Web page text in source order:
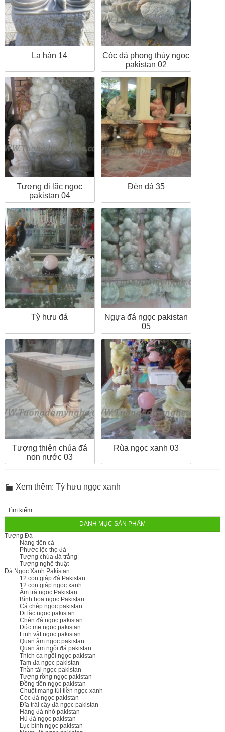
La hán 14
Cóc đá phong thủy ngọc
pakistan 02
Tượng di lặc ngọc
pakistan 04
Đèn đá 35
Tỳ hưu đá
Ngựa đá ngọc pakistan
05
Tượng thiên chúa đá
non nước 03
Rùa ngọc xanh 03
Xem thêm: Tỳ hưu ngọc xanh
DANH MỤC SẢN PHẨM
Tượng Đá
Nàng tiên cá
Phước lộc thọ đá
Tượng chúa đá trắng
Tượng nghệ thuật
Đá Ngọc Xanh Pakistan
12 con giáp đá Pakistan
12 con giáp ngọc xanh
Ấm trà ngọc Pakistan
Bình hoa ngọc Pakistan
Cá chép ngọc pakistan
Di lặc ngọc pakistan
Chén đá ngọc pakistan
Đức mẹ ngọc pakistan
Linh vật ngọc pakistan
Quan âm ngọc pakistan
Quan âm ngồi đá pakistan
Thích ca ngồi ngọc pakistan
Tam đa ngọc pakistan
Thần tài ngọc pakistan
Tượng rồng ngọc pakistan
Đồng tiền ngọc pakistan
Chuột mang túi tiền ngọc xanh
Cóc đá ngọc pakistan
Đĩa trái cây đá ngọc pakistan
Hàng đá nhỏ pakistan
Hủ đá ngọc pakistan
Lục bình ngọc pakistan